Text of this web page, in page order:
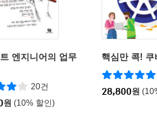
엔지니어의 업무
20건
원 (10% 할인)
핵심만 콕! 쿠
28,800원